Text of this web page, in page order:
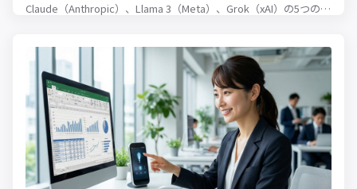
Claude（Anthropic）、Llama 3（Meta）、Grok（xAI）の5つのモ
ポイントで比較します。